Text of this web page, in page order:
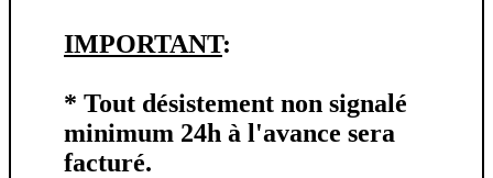
IMPORTANT:
* Tout désistement non signalé
minimum 24h à l'avance sera
facturé.